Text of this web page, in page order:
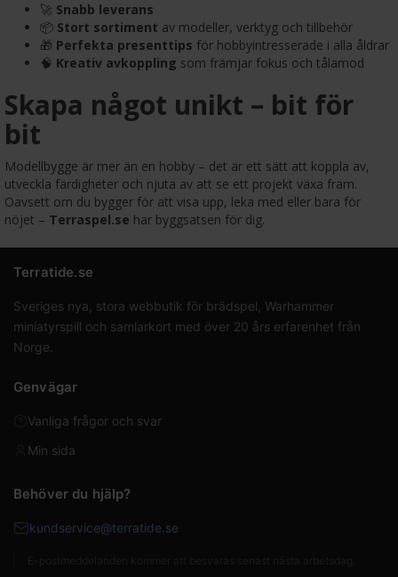
🚀 Snabb leverans
📦 Stort sortiment av modeller, verktyg och tillbehör
🎁 Perfekta presenttips för hobbyintresserade i alla åldrar
🧠 Kreativ avkoppling som främjar fokus och tålamod
Skapa något unikt – bit för
bit
Modellbygge är mer än en hobby – det är ett sätt att koppla av,
utveckla färdigheter och njuta av att se ett projekt växa fram.
Oavsett om du bygger för att visa upp, leka med eller bara för
nöjet – Terraspel.se har byggsatsen för dig.
Terratide.se
Sveriges nya, stora webbutik för brädspel, Warhammer
miniatyrspill och samlarkort med över 20 års erfarenhet från
Norge.
Genvägar
Vanliga frågor och svar
Min sida
Behöver du hjälp?
kundservice@terratide.se